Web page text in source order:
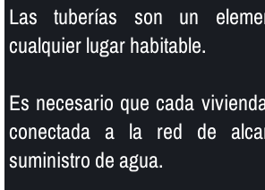
Las tuberí­as son un
cualquier lugar habitable.
Es necesario que cada
conectada a la red de
suministro de agua.